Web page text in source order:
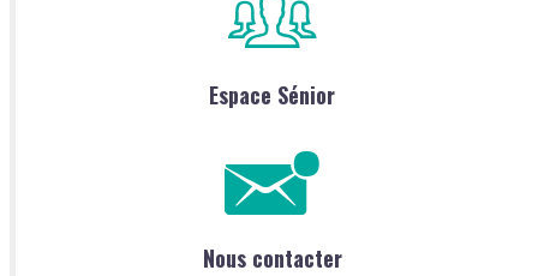
Espace Sénior
Nous contacter